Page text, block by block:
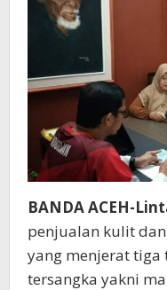
BANDA ACEH-
penjualan kulit
yang menjerat tiga
tersangka yakni